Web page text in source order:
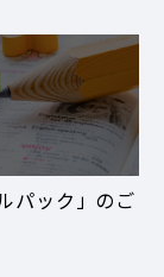
パック」のご